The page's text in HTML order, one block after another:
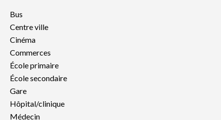
Bus
Centre ville
Cinéma
Commerces
École primaire
École secondaire
Gare
Hôpital/clinique
Médecin